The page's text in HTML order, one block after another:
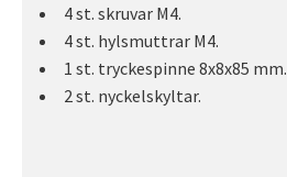
4 st. skruvar M4.
4 st. hylsmuttrar M4.
1 st. tryckespinne 8x8x85 mm.
2 st. nyckelskyltar.